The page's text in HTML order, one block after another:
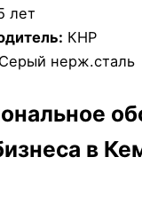
лет
КНР
Серый нерж.сталь
в